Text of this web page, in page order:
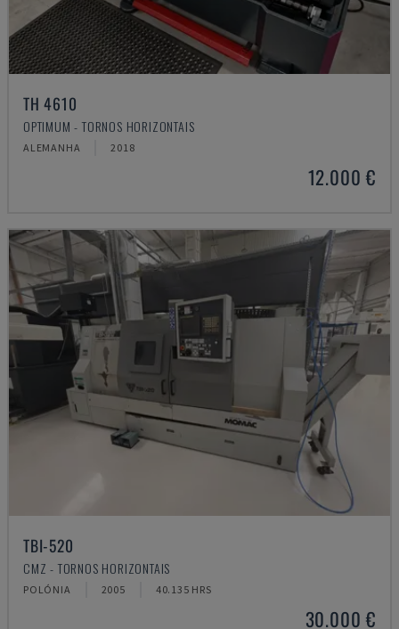
TH 4610
OPTIMUM - TORNOS HORIZONTAIS
ALEMANHA 2018
12.000 €
TBI-520
CMZ - TORNOS HORIZONTAIS
POLÓNIA 2005 40.135 HRS
30.000 €